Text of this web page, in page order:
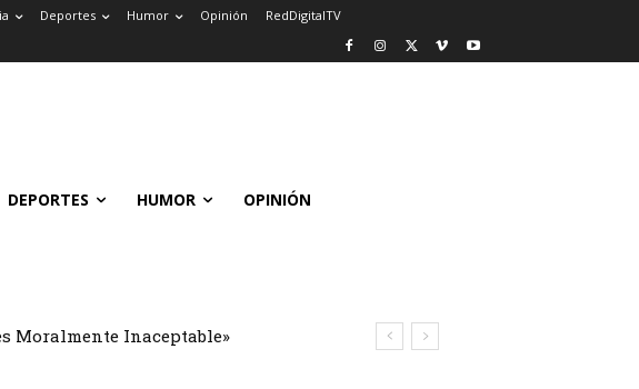
Deportes Humor Opinión RedDigitalTV
DEPORTES HUMOR OPINIÓN
Moralmente Inaceptable»